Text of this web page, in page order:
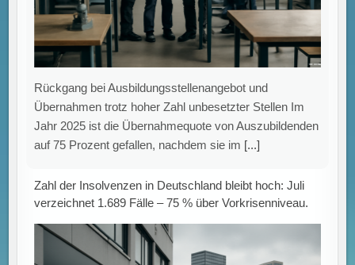
Firmeninsolvenzen im Juli Das Leibniz-Institut für
Wirtschaftsforschung Halle (IWH) veröffentlicht in
seiner aktuellen Analyse eine nahezu konstante Anzahl
an Insolvenzen von[...]
Eltern bereit zu zahlen: Soziale Faktoren beeinflussen
die Nutzung von KI für Hausaufgaben und Lernhilfen.